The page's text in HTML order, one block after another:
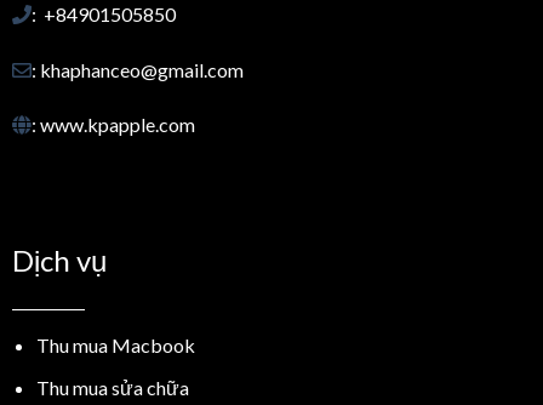
: +84901505850
: khaphanceo@gmail.com
: www.kpapple.com
Dịch vụ
Thu mua Macbook
Thu mua sửa chữa